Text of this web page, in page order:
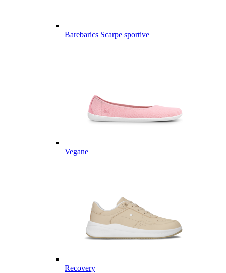
Barebarics Scarpe sportive
Vegane
Recovery